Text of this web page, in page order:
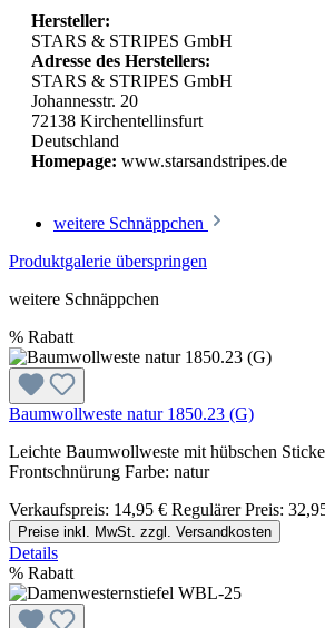
Hersteller:
STARS & STRIPES GmbH
Adresse des Herstellers:
STARS & STRIPES GmbH
Johannesstr. 20
72138 Kirchentellinsfurt
Deutschland
Homepage: www.starsandstripes.de
weitere Schnäppchen
Produktgalerie überspringen
weitere Schnäppchen
% Rabatt
Baumwollweste natur 1850.23 (G)
Leichte Baumwollweste mit hübschen
Frontschnürung Farbe: natur
Verkaufspreis: 14,95 € Regulärer Preis:
Preise inkl. MwSt. zzgl. Versandkosten
Details
% Rabatt